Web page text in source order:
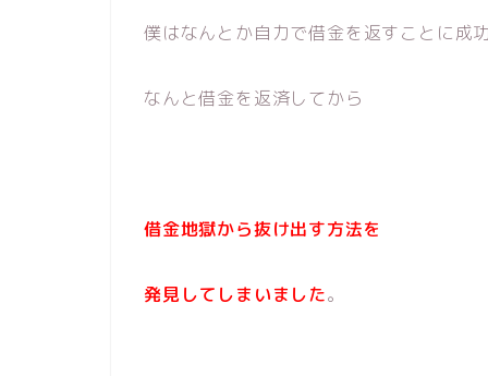
僕はなんとか自力で借金を返すことに成
なんと借金を返済してから
借金地獄から抜け出す方法を
発見してしまいました。